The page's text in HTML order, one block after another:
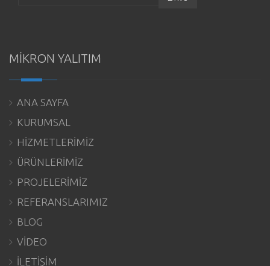
MİKRON YALITIM
ANA SAYFA
KURUMSAL
HİZMETLERİMİZ
ÜRÜNLERİMİZ
PROJELERİMİZ
REFERANSLARIMIZ
BLOG
VİDEO
İLETİŞİM